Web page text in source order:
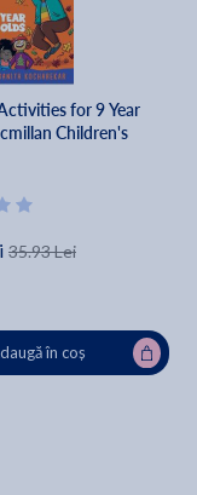
for 9 Year
Children's
35.93 Lei
în coș